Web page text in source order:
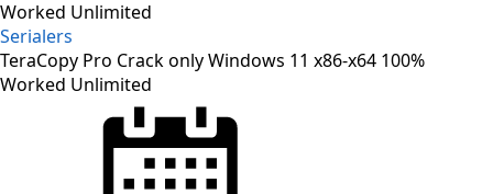
Serialers
TeraCopy Pro Crack only Windows 11 x86-x64 100%
Worked Unlimited